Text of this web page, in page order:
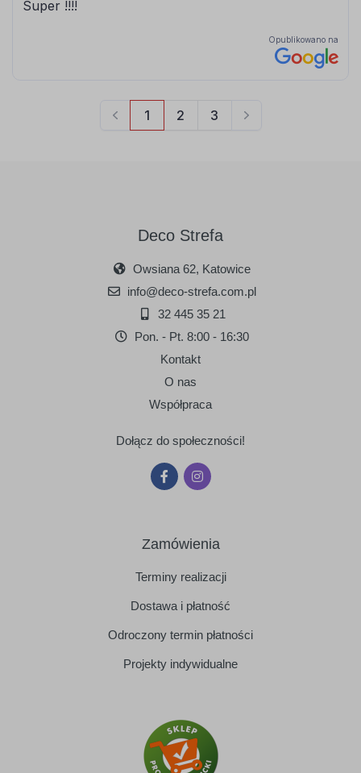
Deco Strefa
Owsiana 62, Katowice
info@deco-strefa.com.pl
32 445 35 21
Pon. - Pt. 8:00 - 16:30
Kontakt
O nas
Współpraca
Dołącz do społeczności!
Zamówienia
Terminy realizacji
Dostawa i płatność
Odroczony termin płatności
Projekty indywidualne